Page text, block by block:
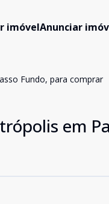
imóvelAnunciar
Fundo, para comprar
em